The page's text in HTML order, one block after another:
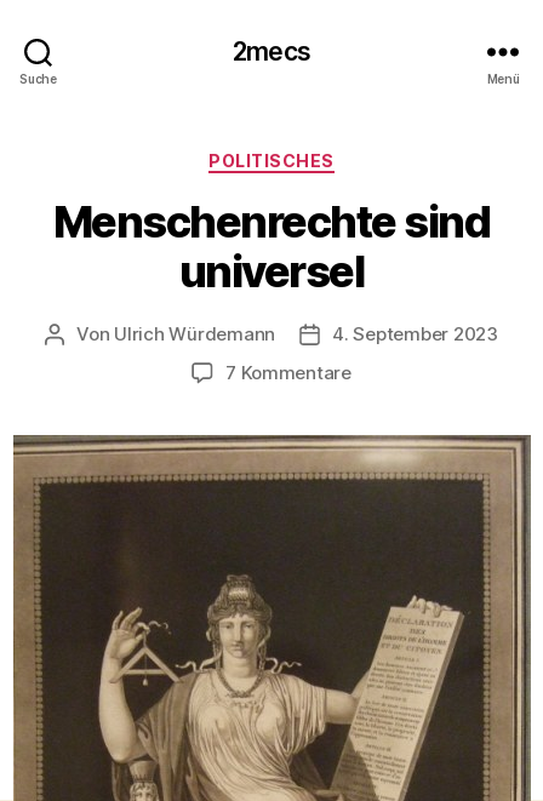
Suche
2mecs
Menü
Kategorien
POLITISCHES
Menschenrechte sind
universel
Beitragsautor
Von Ulrich Würdemann Beitragsdatum
4. September 2023
7 Kommentarezu
universel